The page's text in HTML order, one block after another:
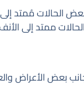
الحالات مُمتد
ممتد إلى
بعض الأعراض